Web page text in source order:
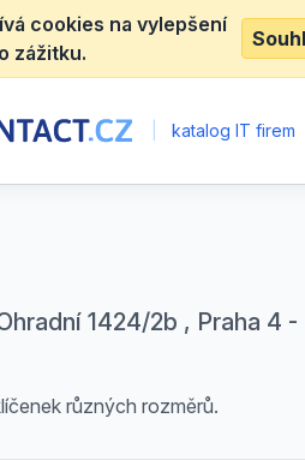
cookies na vylepšení
zážitku.
katalog IT firem
1424/2b , Praha 4 -
různých rozměrů.